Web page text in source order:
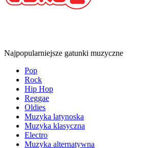
Najpopularniejsze gatunki muzyczne
Pop
Rock
Hip Hop
Reggae
Oldies
Muzyka latynoska
Muzyka klasyczna
Electro
Muzyka alternatywna